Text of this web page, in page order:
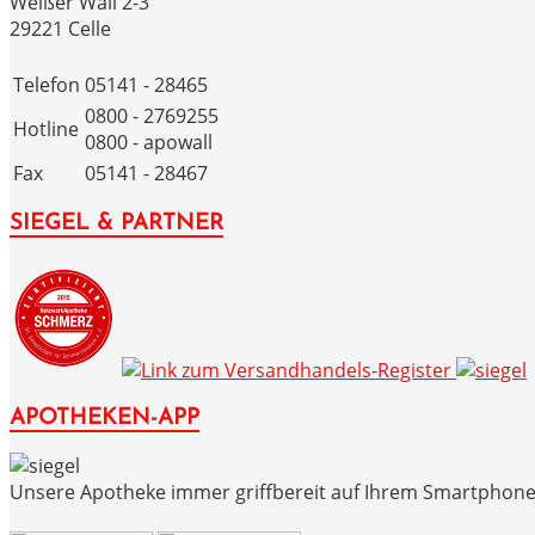
29221 Celle
Telefon 05141 - 28465
Hotline 0800 - 2769255
0800 - apowall
Fax
05141 - 28467
SIEGEL & PARTNER
APOTHEKEN-APP
Unsere Apotheke immer griffbereit auf Ihrem